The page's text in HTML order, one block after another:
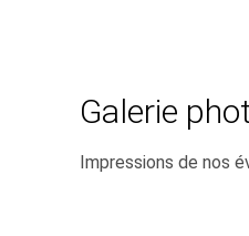
Galerie
Impressions de nos